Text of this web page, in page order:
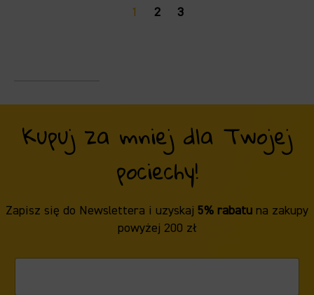
1 2 3
Kupuj za mniej dla Twojej
pociechy!
Zapisz się do Newslettera i uzyskaj 5% rabatu na zakupy
powyżej 200 zł